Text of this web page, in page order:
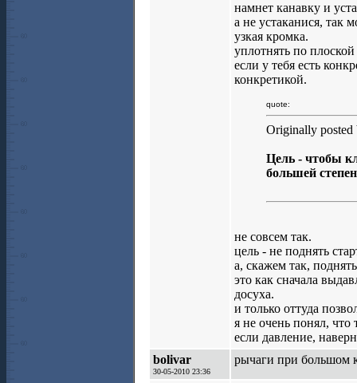
намнет канавку и
а не устаканися, так
узкая кромка.
уплотнять по
если у тебя есть
конкретикой.
quote:
Originally posted
Цель - чтобы
большей
не совсем так.
цель - не поднять
а, скажем так,
это как сначала
досуха.
и только оттуда
я не очень понял,
если давление,
bolivar
30-05-2010 23:36
рычаги при большом